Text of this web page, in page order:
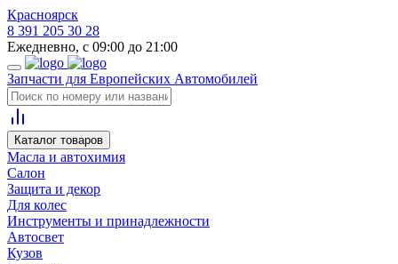
Красноярск
8 391 205 30 28
Ежедневно, с 09:00 до 21:00
Запчасти для Европейских Автомобилей
Каталог товаров
Масла и автохимия
Салон
Защита и декор
Для колес
Инструменты и принадлежности
Автосвет
Кузов